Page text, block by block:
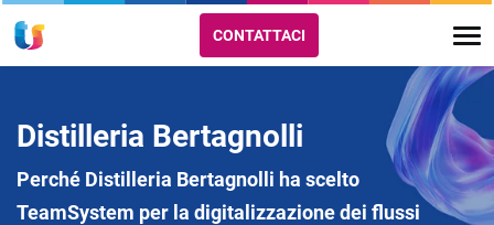
CONTATTACI
Distilleria Bertagnolli
Perché Distilleria Bertagnolli ha scelto
TeamSystem per la digitalizzazione dei flussi